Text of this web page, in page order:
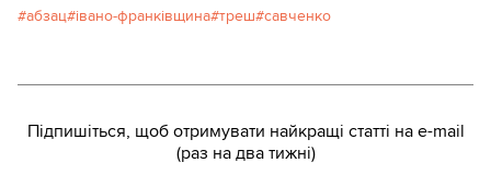
абзац івано-франківщина треш савченко
Підпишіться, щоб отримувати найкращі статті на e-mail
(раз на два тижні)